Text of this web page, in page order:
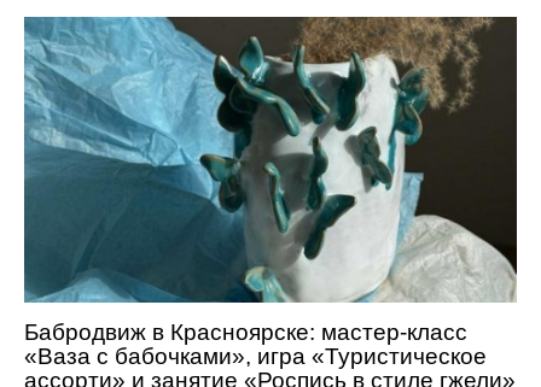
Бабродвиж в Красноярске: мастер-класс
«Ваза с бабочками», игра «Туристическое
ассорти» и занятие «Роспись в стиле гжели»